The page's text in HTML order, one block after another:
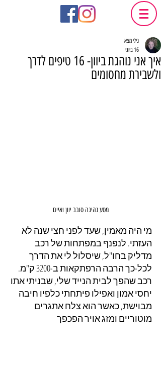
איך אני נוהגת ביוון- 16 טיפים לדרך
ולשבירת מחסומים
גילי מצא
16 ביוני
מסע נהיגה סובב יוון ואיים
מי היה מאמין, שעד לפני חצי שנה לא
העזתי. לנפנף במפתחות של רכב
מדליק בחו"ל, שיסלול לי את הדרך
לכל-כך הרבה הרפתקאות ב-3200 ק"מ.
רכב שהפך לבית הנייד שלי, שבניתי אתו
יחסי אמון ואפילו פיתחתי כלפיו חיבה
מבוישת, כאשר הוא צלח אתגרים
מוטוריים ומזג אויר הפכפך